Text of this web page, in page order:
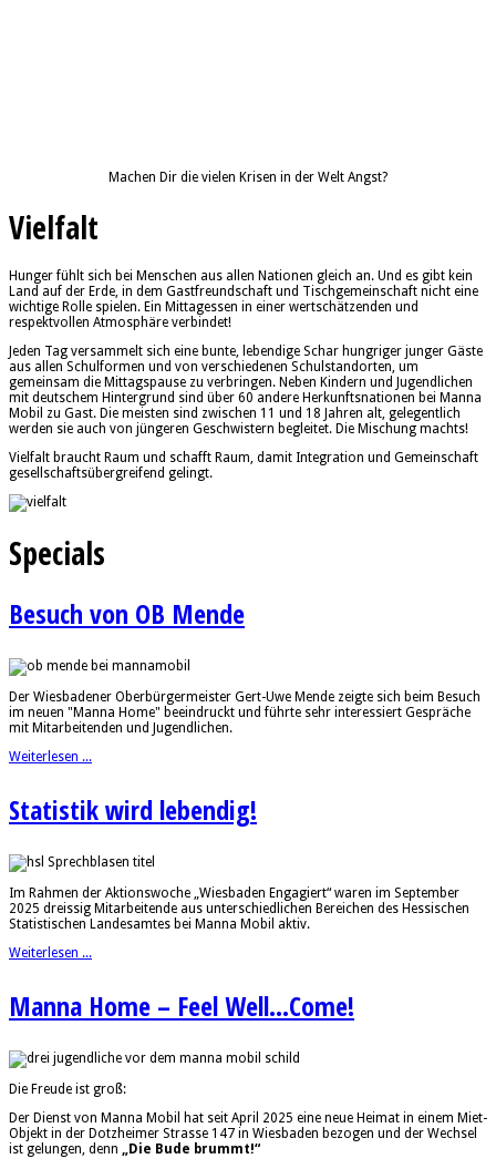
Machen Dir die vielen Krisen in der Welt Angst?
Vielfalt
Hunger fühlt sich bei Menschen aus allen Nationen gleich an. Und es gibt kein
Land auf der Erde, in dem Gastfreundschaft und Tischgemeinschaft nicht eine
wichtige Rolle spielen. Ein Mittagessen in einer wertschätzenden und
respektvollen Atmosphäre verbindet!
Jeden Tag versammelt sich eine bunte, lebendige Schar hungriger junger Gäste
aus allen Schulformen und von verschiedenen Schulstandorten, um
gemeinsam die Mittagspause zu verbringen. Neben Kindern und Jugendlichen
mit deutschem Hintergrund sind über 60 andere Herkunftsnationen bei Manna
Mobil zu Gast. Die meisten sind zwischen 11 und 18 Jahren alt, gelegentlich
werden sie auch von jüngeren Geschwistern begleitet. Die Mischung machts!
Vielfalt braucht Raum und schafft Raum, damit Integration und Gemeinschaft
gesellschaftsübergreifend gelingt.
Specials
Besuch von OB Mende
Der Wiesbadener Oberbürgermeister Gert-Uwe Mende zeigte sich beim Besuch
im neuen "Manna Home" beeindruckt und führte sehr interessiert Gespräche
mit Mitarbeitenden und Jugendlichen.
Weiterlesen ...
Statistik wird lebendig!
Im Rahmen der Aktionswoche „Wiesbaden Engagiert“ waren im September
2025 dreissig Mitarbeitende aus unterschiedlichen Bereichen des Hessischen
Statistischen Landesamtes bei Manna Mobil aktiv.
Weiterlesen ...
Manna Home – Feel Well...Come!
Die Freude ist groß:
Der Dienst von Manna Mobil hat seit April 2025 eine neue Heimat in einem Miet-
Objekt in der Dotzheimer Strasse 147 in Wiesbaden bezogen und der Wechsel
ist gelungen, denn „Die Bude brummt!“